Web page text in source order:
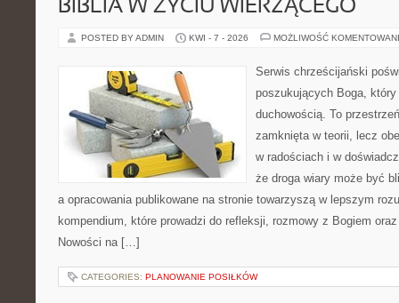
BIBLIA W ŻYCIU WIERZĄCEGO
POSTED BY ADMIN KWI - 7 - 2026 MOŻLIWOŚĆ
Serwis chrześcijański
poszukujących Boga,
duchowością. To
zamknięta w teorii, lecz
w radościach i w
że droga wiary może być
a opracowania publikowane na stronie towarzyszą w lepszym
kompendium, które prowadzi do refleksji, rozmowy z Bogiem
Nowości na […]
CATEGORIES: PLANOWANIE POSIŁKÓW